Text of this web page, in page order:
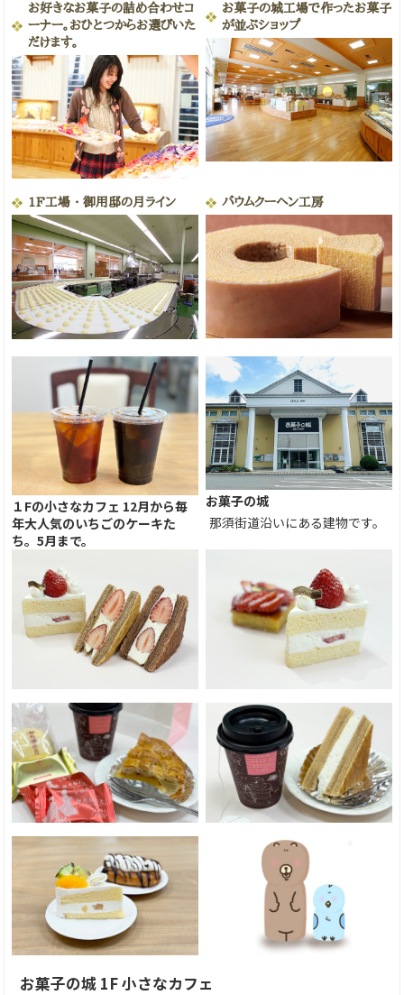
お好きなお菓子の詰め合わせコ
ーナー。おひとつからお選びいた
だけます。
お菓子の城工場で作ったお菓子
が並ぶショップ
1F工場・御用邸の月ライン バウムクーヘン工房
１Fの小さなカフェ 12月から毎
年大人気のいちごのケーキた
ち。5月まで。
お菓子の城
那須街道沿いにある建物です。
お菓子の城 1F 小さなカフェ